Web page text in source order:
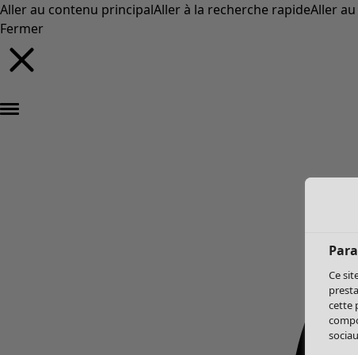
Aller au contenu principalAller à la recherche rapideAller
Fermer
Ce
cette